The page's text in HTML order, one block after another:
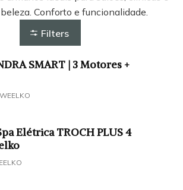
Conforto e funcionalidade.
Filters
SMART | 3 Motores +
WEELKO
Elétrica TROCH PLUS 4